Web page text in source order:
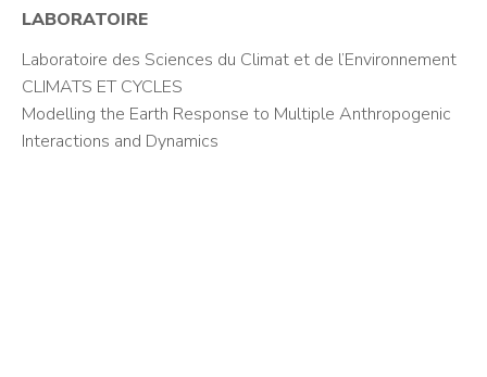
LABORATOIRE
Laboratoire des Sciences du Climat et de l’Environnement
CLIMATS ET CYCLES
Modelling the Earth Response to Multiple Anthropogenic
Interactions and Dynamics